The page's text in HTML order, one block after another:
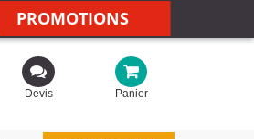
PROMOTIONS
Devis Panier